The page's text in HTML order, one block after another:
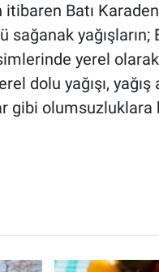
itibaren Batı
yağışların;
yerel
dolu yağışı, yağış
gibi olumsuzluklara